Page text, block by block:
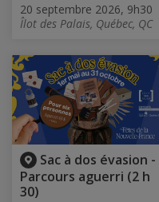
20 septembre 2026, 9h30
Îlot des Palais, Québec, QC
Sac à dos évasion -
Parcours aguerri (2 h
30)